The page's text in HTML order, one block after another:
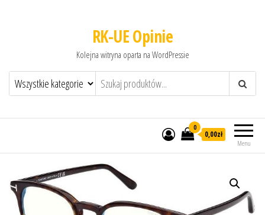
RK-UE Opinie
Kolejna witryna oparta na WordPressie
Menu
0
0,00zł